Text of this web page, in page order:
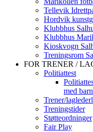
Tellevik
Hordvik
Klubbhus
Klubbhus
Kioskvogn
Treningsrom
FOR TRENER /
Politiattest
med
Trener/
Treningstider
Støtteordninger
Fair Play